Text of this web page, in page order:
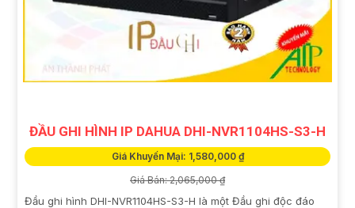
ĐẦU GHI HÌNH IP DAHUA DHI-NVR1104HS-S3-H
Giá Khuyến Mại: 1,580,000 ₫
Giá Bán: 2,065,000 ₫
Đầu ghi hình DHI-NVR1104HS-S3-H là một Đầu ghi độc đáo